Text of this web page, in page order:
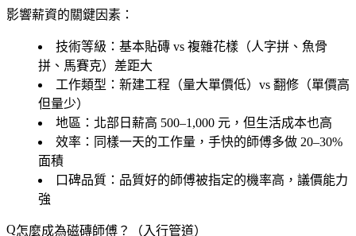
影響薪資的關鍵因素：
技術等級 ：基本貼磚 vs 複雜花樣（人字拼、魚骨
拼、馬賽克）差距大
工作類型 ：新建工程（量大單價低）vs 翻修（單價高
但量少）
地區 ：北部日薪高 500–1,000 元，但生活成本也高
效率 ：同樣一天的工作量，手快的師傅多做 20–30%
面積
口碑品質 ：品質好的師傅被指定的機率高，議價能力
強
怎麼成為磁磚師傅？（入行管道）